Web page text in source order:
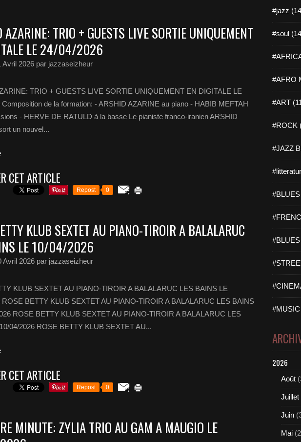
TRIO + GUESTS LIVE SORTIE UNIQUEMENT
LE 24/04/2026
Avril 2026 par jazzaseizheur
TRIO + GUESTS LIVE SORTIE UNIQUEMENT EN DIGITALE LE
Composition de la formation: - ARSHID AZARINE au piano - HABIB MEFTAH
- HERVE DE RATULD à la basse Le pianiste franco-iranien ARSHID
un nouvel...
CET ARTICLE
Repost 0
KLUB SEXTET AU PIANO-TIROIR A BALALARUC
LE 10/04/2026
Avril 2026 par jazzaseizheur
KLUB SEXTET AU PIANO-TIROIR A BALALARUC LES BAINS LE
ROSE BETTY KLUB SEXTET AU PIANO-TIROIR A BALALARUC LES BAINS
ROSE BETTY KLUB SEXTET AU PIANO-TIROIR A BALALARUC LES
04/2026 ROSE BETTY KLUB SEXTET AU...
CET ARTICLE
Repost 0
MINUTE: ZYLIA TRIO AU GAM A MAUGIO LE
#jazz
#soul
#AFRO
#ART
#ROCK
#JAZZ
2026
Août
Juillet
Juin
Mai